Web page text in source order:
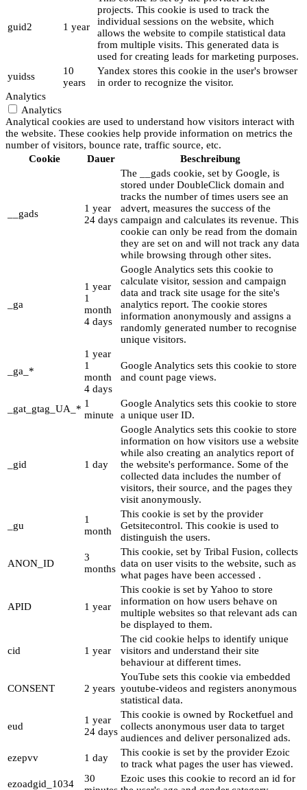
guid2 1 year
projects. This cookie is used to track the
individual sessions on the website, which
allows the website to compile statistical data
from multiple visits. This generated data is
used for creating leads for marketing purposes.
yuidss
10
years
Yandex stores this cookie in the user's browser
in order to recognize the visitor.
Analytics
Analytics
Analytical cookies are used to understand how visitors interact with
the website. These cookies help provide information on metrics the
number of visitors, bounce rate, traffic source, etc.
Cookie
Dauer Beschreibung
__gads
1 year
24 days
The __gads cookie, set by Google, is
stored under DoubleClick domain and
tracks the number of times users see an
advert, measures the success of the
campaign and calculates its revenue. This
cookie can only be read from the domain
they are set on and will not track any data
while browsing through other sites.
_ga
1 year
1
month
4 days
Google Analytics sets this cookie to
calculate visitor, session and campaign
data and track site usage for the site's
analytics report. The cookie stores
information anonymously and assigns a
randomly generated number to recognise
unique visitors.
_ga_*
1 year
1
month
4 days
Google Analytics sets this cookie to store
and count page views.
_gat_gtag_UA_* 1
minute
Google Analytics sets this cookie to store
a unique user ID.
_gid 1 day
Google Analytics sets this cookie to store
information on how visitors use a website
while also creating an analytics report of
the website's performance. Some of the
collected data includes the number of
visitors, their source, and the pages they
visit anonymously.
_gu
1
month
This cookie is set by the provider
Getsitecontrol. This cookie is used to
distinguish the users.
ANON_ID
3
months
This cookie, set by Tribal Fusion, collects
data on user visits to the website, such as
what pages have been accessed .
APID 1 year
This cookie is set by Yahoo to store
information on how users behave on
multiple websites so that relevant ads can
be displayed to them.
cid 1 year
The cid cookie helps to identify unique
visitors and understand their site
behaviour at different times.
CONSENT 2 years
YouTube sets this cookie via embedded
youtube-videos and registers anonymous
statistical data.
eud
1 year
24 days
This cookie is owned by Rocketfuel and
collects anonymous user data to target
audiences and deliver personalized ads.
ezepvv
1 day
This cookie is set by the provider Ezoic
to track what pages the user has viewed.
ezoadgid_1034
30
Ezoic uses this cookie to record an id for